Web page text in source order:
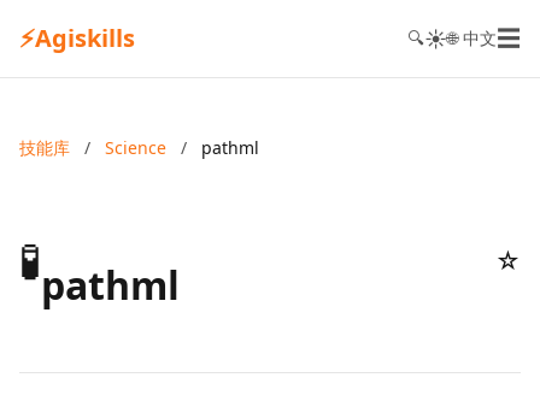
⚡Agiskills 🔍☀️🌐 中文☰
技能库 / Science / pathml
🧪pathml ☆